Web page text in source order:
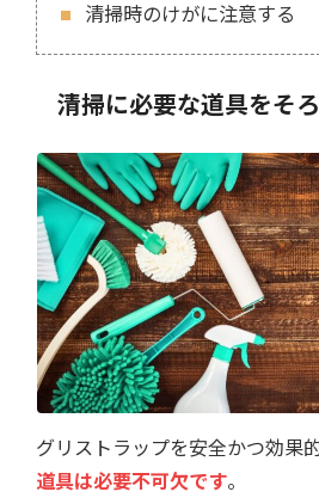
清掃時のけがに注意する
清掃に必要な道具をそ
グリストラップを安全かつ効果
道具は必要不可欠です。